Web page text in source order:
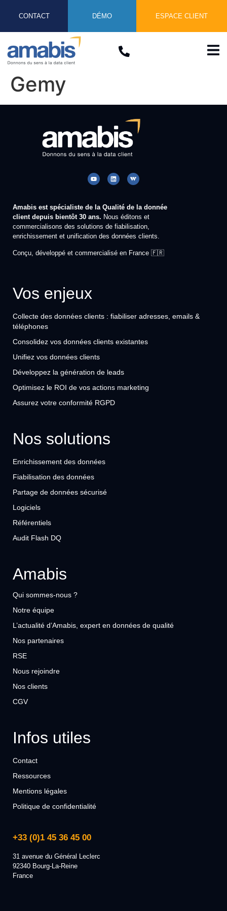
CONTACT DÉMO ESPACE CLIENT
Gemy
Amabis est spécialiste de la Qualité de la donnée
client depuis bientôt 30 ans. Nous éditons et
commercialisons des solutions de fiabilisation,
enrichissement et unification des données clients.
Conçu, développé et commercialisé en France 🇫🇷
Vos enjeux
Collecte des données clients : fiabiliser adresses, emails &
téléphones
Consolidez vos données clients existantes
Unifiez vos données clients
Développez la génération de leads
Optimisez le ROI de vos actions marketing
Assurez votre conformité RGPD
Nos solutions
Enrichissement des données
Fiabilisation des données
Partage de données sécurisé
Logiciels
Référentiels
Audit Flash DQ
Amabis
Qui sommes-nous ?
Notre équipe
L’actualité d’Amabis, expert en données de qualité
Nos partenaires
RSE
Nous rejoindre
Nos clients
CGV
Infos utiles
Contact
Ressources
Mentions légales
Politique de confidentialité
+33 (0)1 45 36 45 00
31 avenue du Général Leclerc
92340 Bourg-La-Reine
France